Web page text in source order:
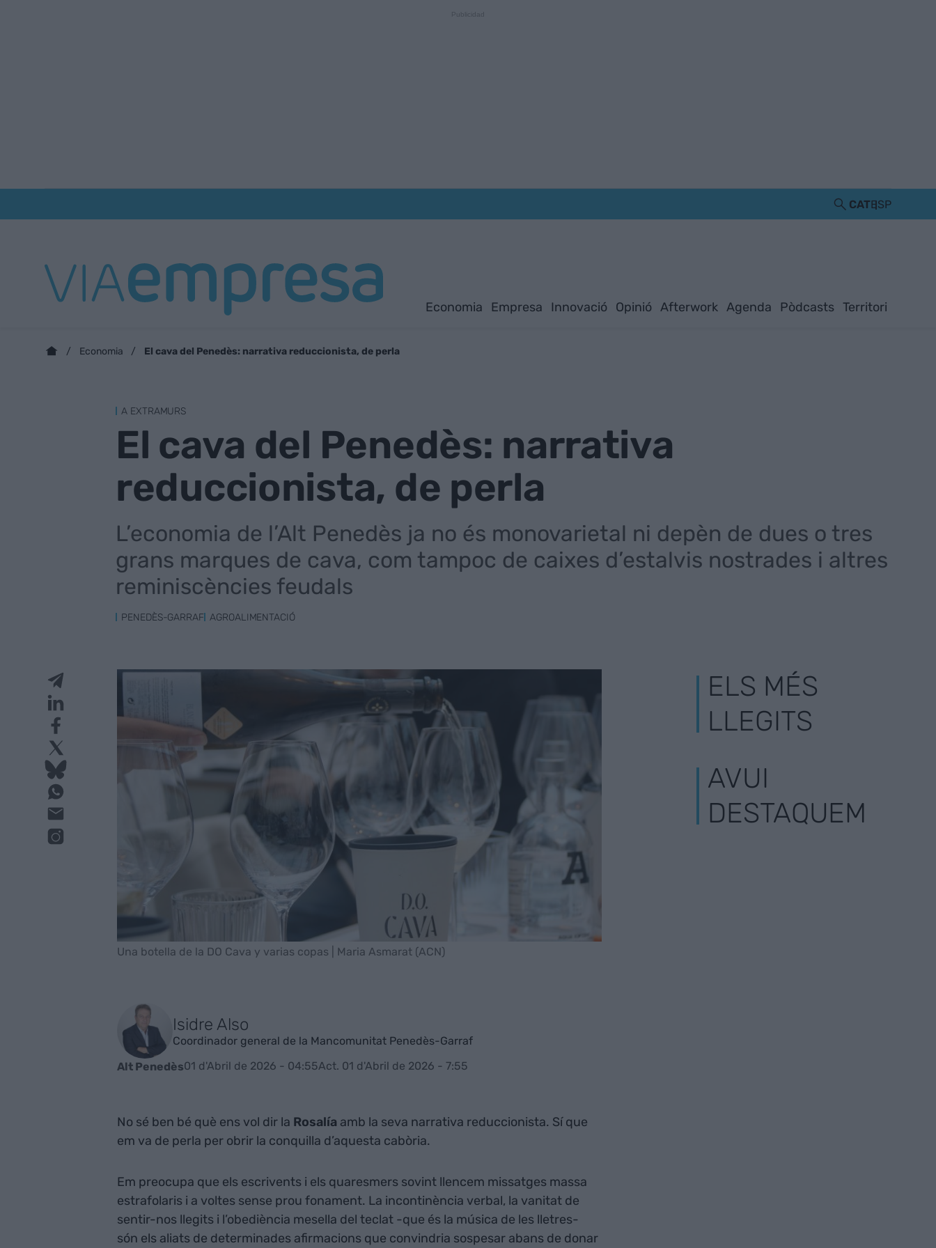
CATESP
Economia Empresa Innovació Opinió Afterwork Agenda Pòdcasts Territori
Economia El cava del Penedès: narrativa reduccionista, de perla
A EXTRAMURS
El cava del Penedès: narrativa
reduccionista, de perla
L’economia de l’Alt Penedès ja no és monovarietal ni depèn de dues o tres
grans marques de cava, com tampoc de caixes d’estalvis nostrades i altres
reminiscències feudals
PENEDÈS-GARRAF AGROALIMENTACIÓ
Una botella de la DO Cava y varias copas | Maria Asmarat (ACN)
Isidre Also
Coordinador general de la Mancomunitat Penedès-Garraf
Alt Penedès01 d'Abril de 2026 - 04:55Act. 01 d'Abril de 2026 - 7:55
No sé ben bé què ens vol dir la Rosalíaamb la seva narrativa reduccionista. Sí que
em va de perla per obrir la conquilla d’aquesta cabòria.
Em preocupa que els escrivents i els quaresmers sovint llencem missatges massa
estrafolaris i a voltes sense prou fonament. La incontinència verbal, la vanitat de
sentir-nos llegits i l’obediència mesella del teclat -que és la música de les lletres-
són els aliats de determinades afirmacions que convindria sospesar abans de donar
ELS MÉS
LLEGITS
AVUI
DESTAQUEM